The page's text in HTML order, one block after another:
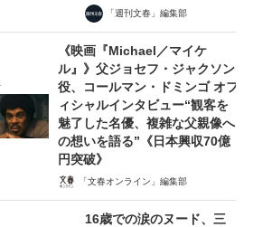
「週刊文春」編集部
《映画『Michael／マイケ
ル』》父ジョセフ・ジャクソン
役、コールマン・ドミンゴ オフ
ィシャルインタビュー“観客を
魅了した名優、複雑な父親像へ
の想いを語る”《日本興収70億
円突破》
「文春オンライン」編集部
16歳での涙のヌード、三